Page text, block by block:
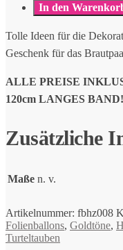
In den
Tolle Ideen für die
Geschenk für das
ALLE PREISE
120cm LANGES
Zusätzliche
Maße n. v.
Artikelnummer: fbhz008
Folienballons, Goldtöne,
Turteltauben